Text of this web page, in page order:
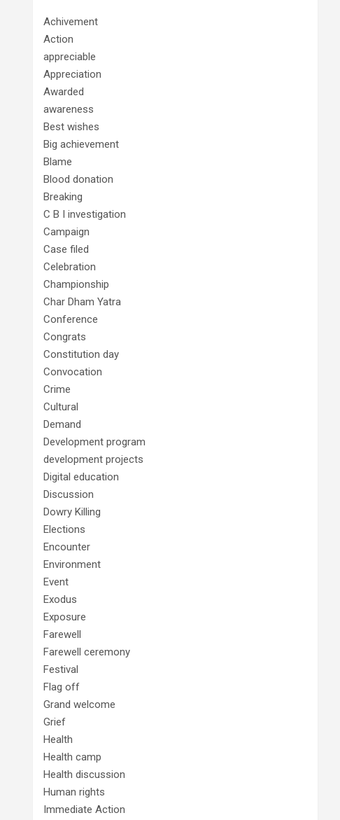
Achivement
Action
appreciable
Appreciation
Awarded
awareness
Best wishes
Big achievement
Blame
Blood donation
Breaking
C B I investigation
Campaign
Case filed
Celebration
Championship
Char Dham Yatra
Conference
Congrats
Constitution day
Convocation
Crime
Cultural
Demand
Development program
development projects
Digital education
Discussion
Dowry Killing
Elections
Encounter
Environment
Event
Exodus
Exposure
Farewell
Farewell ceremony
Festival
Flag off
Grand welcome
Grief
Health
Health camp
Health discussion
Human rights
Immediate Action